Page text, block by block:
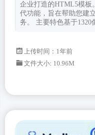
企业打造的HTML5模板
代功能，旨在帮助您建
务。 主要特色基于1320
上传时间：1年前
文件大小: 10.96M